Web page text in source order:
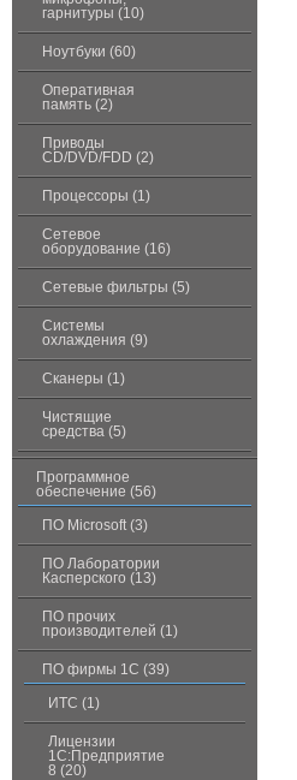
гарнитуры (10)
Ноутбуки (60)
Оперативная
память (2)
Приводы
CD/DVD/FDD (2)
Процессоры (1)
Сетевое
оборудование (16)
Сетевые фильтры (5)
Системы
охлаждения (9)
Сканеры (1)
Чистящие
средства (5)
Программное
обеспечение (56)
ПО Microsoft (3)
ПО Лаборатории
Касперского (13)
ПО прочих
производителей (1)
ПО фирмы 1С (39)
ИТС (1)
Лицензии
1С:Предприятие
8 (20)